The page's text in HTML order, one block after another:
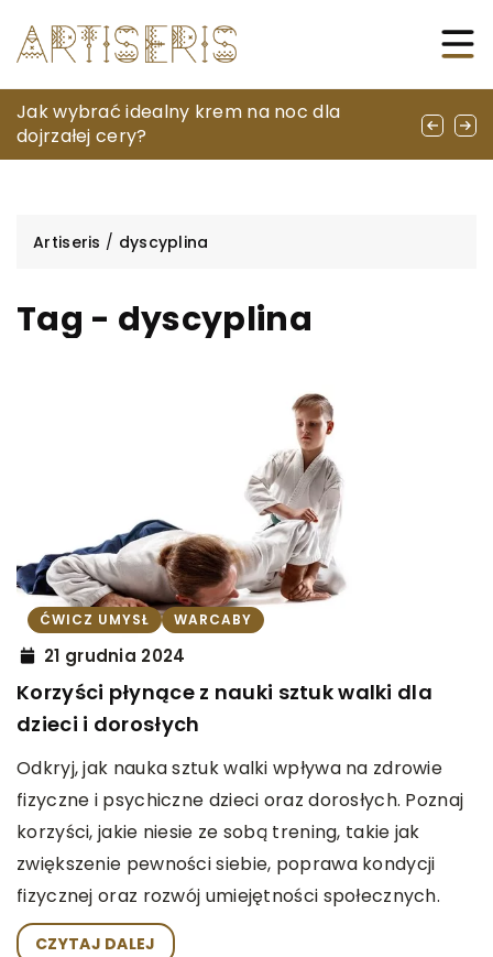
Warcaby: historia, zasady i strategie
Jak wybrać idealny krem na noc dla
dojrzałej cery?
Jakie nietypowe hobby może stać się twoją
nową pasją?
Artiseris / dyscyplina
Tag - dyscyplina
ĆWICZ UMYSŁ WARCABY
21 grudnia 2024
Korzyści płynące z nauki sztuk walki dla
dzieci i dorosłych
Odkryj, jak nauka sztuk walki wpływa na zdrowie
fizyczne i psychiczne dzieci oraz dorosłych. Poznaj
korzyści, jakie niesie ze sobą trening, takie jak
zwiększenie pewności siebie, poprawa kondycji
fizycznej oraz rozwój umiejętności społecznych.
CZYTAJ DALEJ